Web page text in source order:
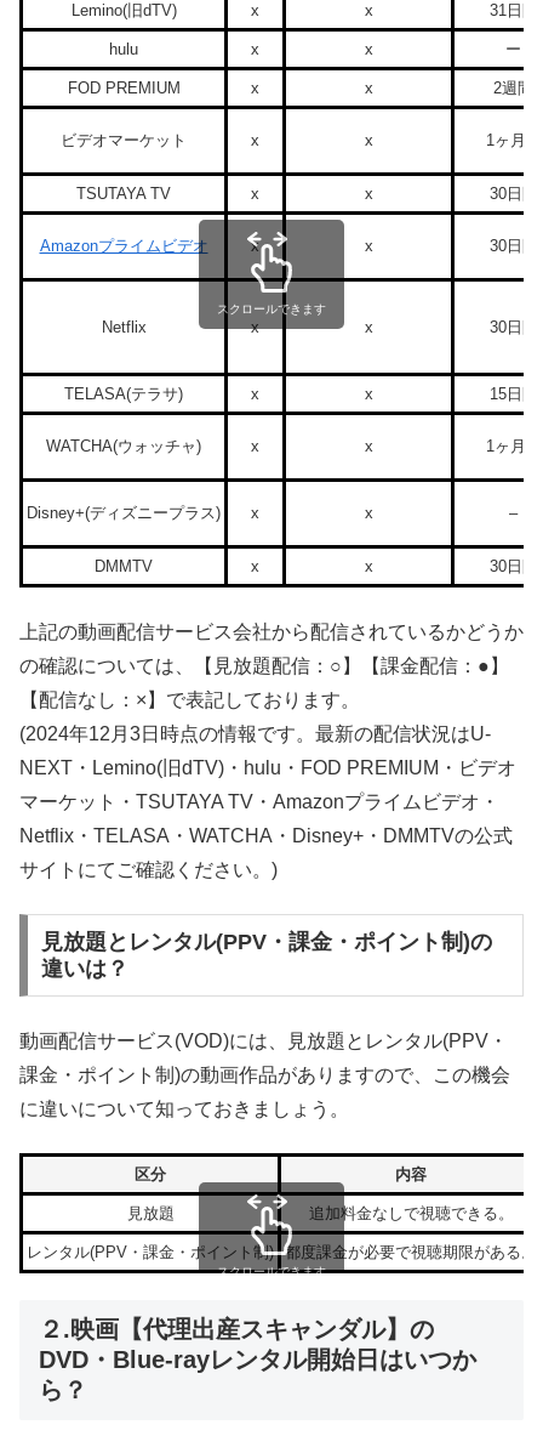
Lemino(旧dTV) x x 31日間
hulu x x ー
FOD PREMIUM x x 2週間
ビデオマーケット x x 1ヶ月間
TSUTAYA TV x x 30日間
Amazonプライムビデオ x x 30日間
Netflix x x 30日間
TELASA(テラサ) x x 15日間
WATCHA(ウォッチャ) x x 1ヶ月間
Disney+(ディズニープラス) x x –
DMMTV x x 30日間
スクロールできます
上記の動画配信サービス会社から配信されているかどうか
の確認については、【見放題配信：○】【課金配信：●】
【配信なし：×】で表記しております。
(2024年12月3日時点の情報です。最新の配信状況はU-
NEXT・Lemino(旧dTV)・hulu・FOD PREMIUM・ビデオ
マーケット・TSUTAYA TV・Amazonプライムビデオ・
Netflix・TELASA・WATCHA・Disney+・DMMTVの公式
サイトにてご確認ください。)
見放題とレンタル(PPV・課金・ポイント制)の
違いは？
動画配信サービス(VOD)には、見放題とレンタル(PPV・
課金・ポイント制)の動画作品がありますので、この機会
に違いについて知っておきましょう。
区分 内容
見放題 追加料金なしで視聴できる。
レンタル(PPV・課金・ポイント制) 都度課金が必要で視聴期限がある。
スクロールできます
２.映画【代理出産スキャンダル】の
DVD・Blue-rayレンタル開始日はいつか
ら？